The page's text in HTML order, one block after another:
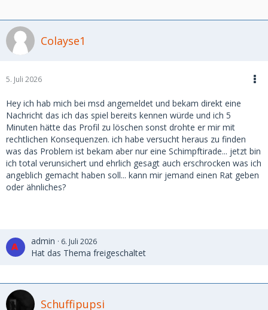
Colayse1
5. Juli 2026
Hey ich hab mich bei msd angemeldet und bekam direkt eine
Nachricht das ich das spiel bereits kennen würde und ich 5
Minuten hätte das Profil zu löschen sonst drohte er mir mit
rechtlichen Konsequenzen. ich habe versucht heraus zu finden
was das Problem ist bekam aber nur eine Schimpftirade... jetzt bin
ich total verunsichert und ehrlich gesagt auch erschrocken was ich
angeblich gemacht haben soll... kann mir jemand einen Rat geben
oder ähnliches?
admin 6. Juli 2026
Hat das Thema freigeschaltet
Schuffipupsi